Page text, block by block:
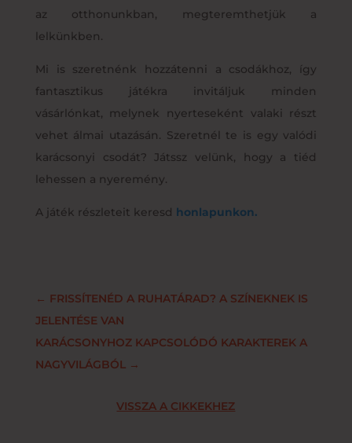
az otthonunkban, megteremthetjük a
lelkünkben.
Mi is szeretnénk hozzátenni a csodákhoz, így
fantasztikus játékra invitáljuk minden
vásárlónkat, melynek nyerteseként valaki részt
vehet álmai utazásán. Szeretnél te is egy valódi
karácsonyi csodát? Játssz velünk, hogy a tiéd
lehessen a nyeremény.
A játék részleteit keresd honlapunkon.
← FRISSÍTENÉD A RUHATÁRAD? A SZÍNEKNEK IS
JELENTÉSE VAN
KARÁCSONYHOZ KAPCSOLÓDÓ KARAKTEREK A
NAGYVILÁGBÓL→
VISSZA A CIKKEKHEZ